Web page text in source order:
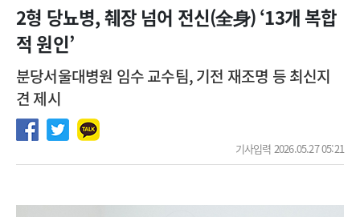
[서울아산병원] 2026년 하반기 인턴 모집
[영남대학교의료원] 마취통증의학과 임기제 임상의사 채용
2형 당뇨병, 췌장 넘어 전신(全身) ‘13개 복합
적 원인’
분당서울대병원 임수 교수팀, 기전 재조명 등 최신지
견 제시
기사입력 2026.05.27 05:21